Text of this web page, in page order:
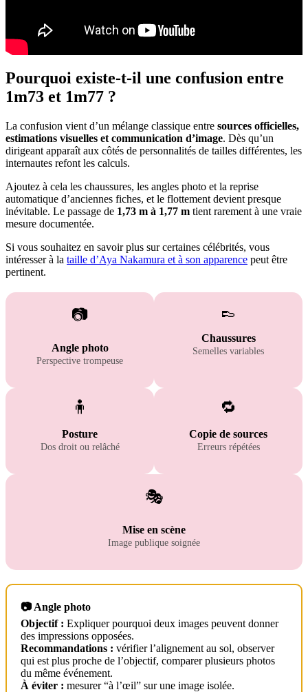
Pourquoi existe-t-il une confusion entre
1m73 et 1m77 ?
La confusion vient d’un mélange classique entre sources officielles,
estimations visuelles et communication d’image. Dès qu’un
dirigeant apparaît aux côtés de personnalités de tailles différentes, les
internautes refont les calculs.
Ajoutez à cela les chaussures, les angles photo et la reprise
automatique d’anciennes fiches, et le flottement devient presque
inévitable. Le passage de 1,73 m à 1,77 m tient rarement à une vraie
mesure documentée.
Si vous souhaitez en savoir plus sur certaines célébrités, vous
intéresser à la taille d’Aya Nakamura et à son apparence peut être
pertinent.
📷
Angle photo
Perspective trompeuse
👞
Chaussures
Semelles variables
🧍
Posture
Dos droit ou relâché
🔁
Copie de sources
Erreurs répétées
🎭
Mise en scène
Image publique soignée
📷 Angle photo
Objectif : Expliquer pourquoi deux images peuvent donner
des impressions opposées.
Recommandations : vérifier l’alignement au sol, observer
qui est plus proche de l’objectif, comparer plusieurs photos
du même événement.
À éviter : mesurer “à l’œil” sur une image isolée.